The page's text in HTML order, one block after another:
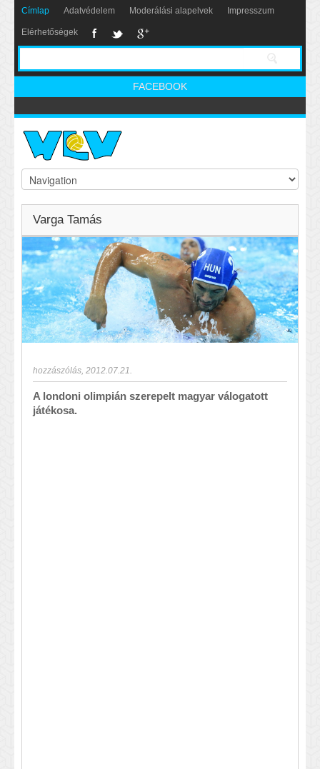
Címlap Adatvédelem Moderálási alapelvek Impresszum
Elérhetőségek
FACEBOOK
Varga Tamás
hozzászólás 2012.07.21.
A londoni olimpián szerepelt magyar válogatott
játékosa.